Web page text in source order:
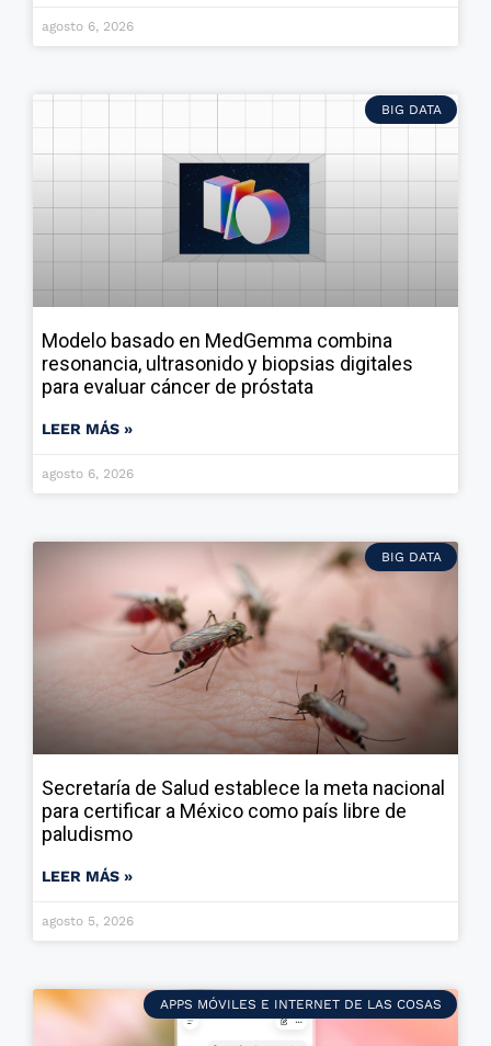
agosto 6, 2026
BIG DATA
Modelo basado en MedGemma combina
resonancia, ultrasonido y biopsias digitales
para evaluar cáncer de próstata
LEER MÁS »
agosto 6, 2026
BIG DATA
Secretaría de Salud establece la meta nacional
para certificar a México como país libre de
paludismo
LEER MÁS »
agosto 5, 2026
APPS MÓVILES E INTERNET DE LAS COSAS